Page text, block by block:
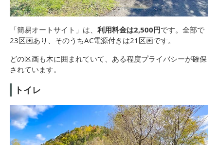
「簡易オートサイト」は、 利用料金は2,500円です。全部で
23区画あり、そのうちAC電源付きは21区画です。
どの区画も木に囲まれていて、ある程度プライバシーが確保
されています。
トイレ